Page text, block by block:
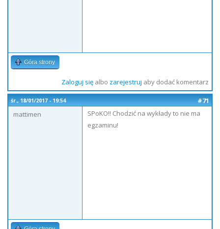
Góra strony
Zaloguj sięalbo zarejestruj aby dodać komentarz
śr., 18/01/2017 - 19:54
#71
mattimen
SPoKO!! Chodzić na wykłady to nie ma
egzaminu!